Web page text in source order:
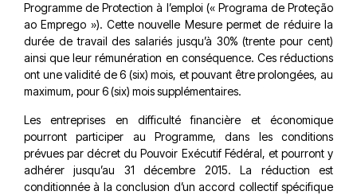
Programme de Protection à l’emploi (« Programa de Proteção
ao Emprego »). Cette nouvelle Mesure permet de réduire la
durée de travail des salariés jusqu’à 30% (trente pour cent)
ainsi que leur rémunération en conséquence. Ces réductions
ont une validité de 6 (six) mois, et pouvant être prolongées, au
maximum, pour 6 (six) mois supplémentaires.
Les entreprises en difficulté financière et économique
pourront participer au Programme, dans les conditions
prévues par décret du Pouvoir Exécutif Fédéral, et pourront y
adhérer jusqu’au 31 décembre 2015. La réduction est
conditionnée à la conclusion d’un accord collectif spécifique